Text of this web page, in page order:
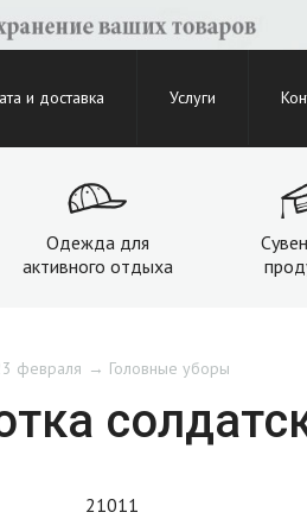
и доставка Услуги
Одежда для
активного отдыха
февраля Головные уборы
21011